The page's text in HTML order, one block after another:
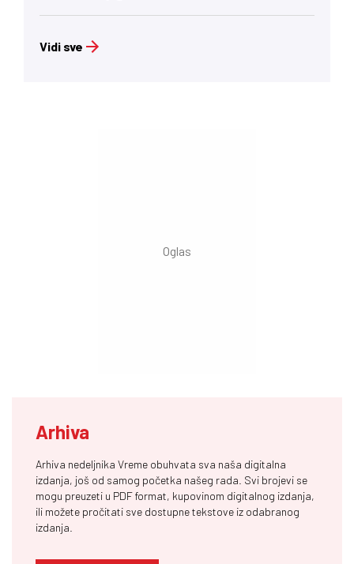
Vidi sve
Arhiva
Arhiva nedeljnika Vreme obuhvata sva naša digitalna
izdanja, još od samog početka našeg rada. Svi brojevi se
mogu preuzeti u PDF format, kupovinom digitalnog izdanja,
ili možete pročitati sve dostupne tekstove iz odabranog
izdanja.